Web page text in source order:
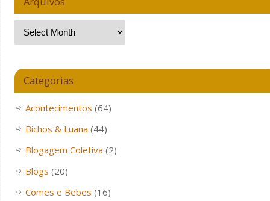
Categorias
Acontecimentos (64)
Bichos & Luana (44)
Blogagem Coletiva (2)
Blogs (20)
Comes e Bebes (16)